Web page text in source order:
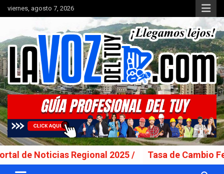
Saltar
al
viernes, agosto 7, 2026
La Voz del Tuy
Portal de noticias
Noticias Regional 2025 / Tasa de Cambio Fecha